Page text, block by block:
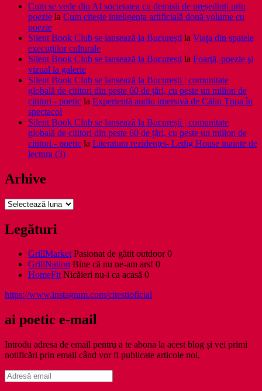
Cum se vede din AI societatea cu demisii de președinți prin
poezie la Cum citește inteligența artificială două volume cu
poezie
Silent Book Club se lansează la București la Viaţa din spatele
execuţiilor culturale
Silent Book Club se lansează la București la Foarţă, poezie şi
vizual la galerie
Silent Book Club se lansează la București | comunitate
globală de cititori din peste 60 de țări, cu peste un milion de
cititori - poetic la Experiență audio imersivă de Călin Țopa în
spectacol
Silent Book Club se lansează la București | comunitate
globală de cititori din peste 60 de țări, cu peste un milion de
cititori - poetic la Literatura rezidenţei- Ledig House inainte de
lectura (3)
Arhive
Arhive
Legături
GrillMarketPasionat de gătit outdoor 0
GrillNation Bine că nu ne-am ars! 0
HomeFitNicăieri nu-i ca acasă 0
https://www.instagram.com/citestioficial
ai poetic e-mail
Introdu adresa de email pentru a te abona la acest blog și vei primi
notificări prin email când vor fi publicate articole noi.
Adresă
email